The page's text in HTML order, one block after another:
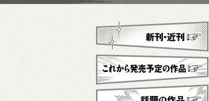
新刊・近刊
これから発売予定